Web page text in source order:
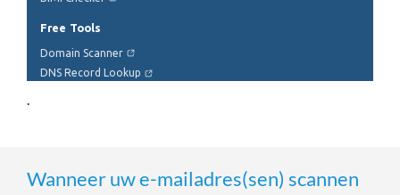
.
Wanneer uw e-mailadres(sen) scannen